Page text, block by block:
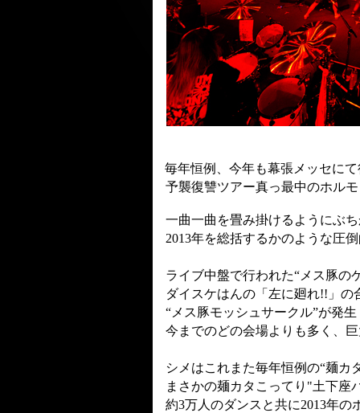
毎年恒例、今年も幕張メッセに
予襲復讐ツアー真っ最中のホル
一曲一曲を畳み掛けるようにぶ
2013年を総括するかのような圧
ライブ中盤で行われた“メス豚の
ダイスケはんの「左に廻れ!!」の
“メス豚モッシュサークル”が発生
今までのどの会場よりも多く、
シメはこれまた毎年恒例の“麺カ
まさかの麺カタこってり"土下座
約3万人のダンスと共に2013年の